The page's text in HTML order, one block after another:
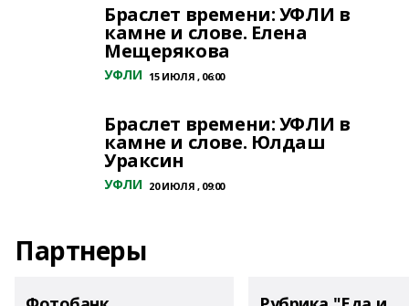
Браслет времени: УФЛИ в
камне и слове. Елена
Мещерякова
УФЛИ 15 ИЮЛЯ , 06:00
Браслет времени: УФЛИ в
камне и слове. Юлдаш
Ураксин
УФЛИ 20 ИЮЛЯ , 09:00
Партнеры